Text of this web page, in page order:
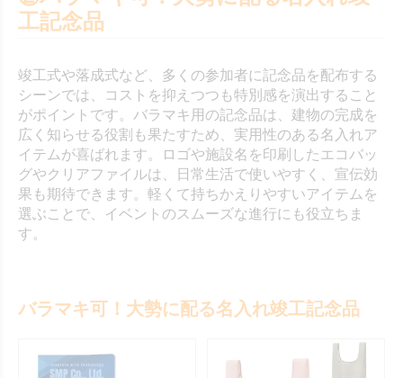
工記念品
竣工式や落成式など、多くの参加者に記念品を配布する
シーンでは、コストを抑えつつも特別感を演出すること
がポイントです。バラマキ用の記念品は、建物の完成を
広く知らせる役割も果たすため、実用性のある名入れア
イテムが喜ばれます。ロゴや施設名を印刷したエコバッ
グやクリアファイルは、日常生活で使いやすく、宣伝効
果も期待できます。軽くて持ちかえりやすいアイテムを
選ぶことで、イベントのスムーズな進行にも役立ちま
す。
バラマキ可！大勢に配る名入れ竣工記念品